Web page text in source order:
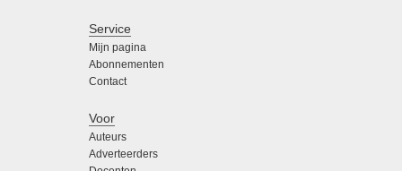
Service
Mijn pagina
Abonnementen
Contact
Voor
Auteurs
Adverteerders